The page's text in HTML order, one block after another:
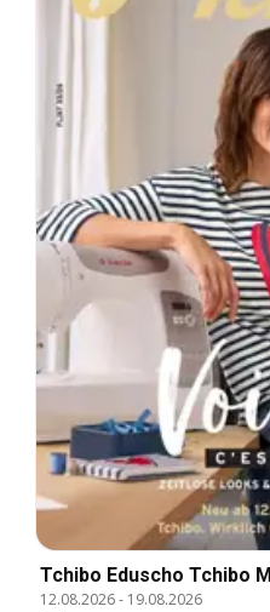
Tchibo Eduscho Tchibo
12.08.2026- 19.08.2026